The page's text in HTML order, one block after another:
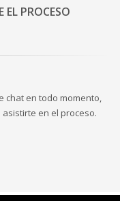
EL PROCESO
chat en todo momento,
en el proceso.